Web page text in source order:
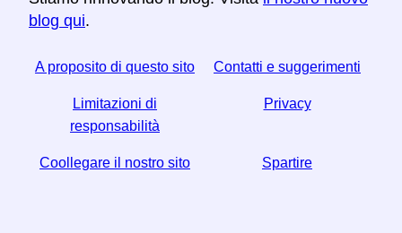
blog qui.
A proposito di questo sito Contatti e suggerimenti
Limitazioni di
responsabilità
Privacy
Coollegare il nostro sito Spartire